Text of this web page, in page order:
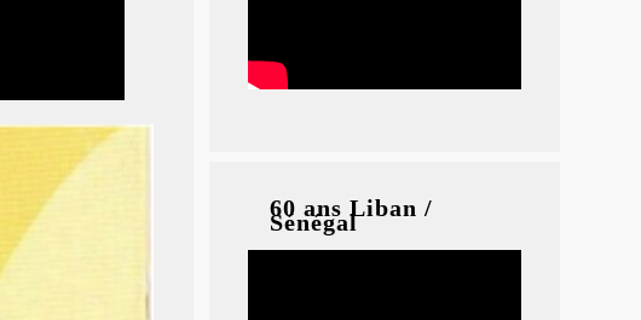
60 ans Liban /
Sénégal